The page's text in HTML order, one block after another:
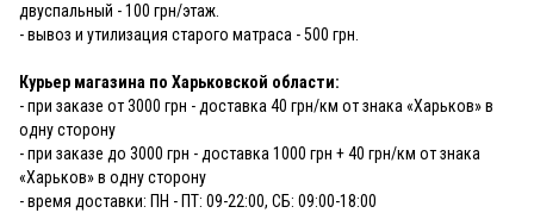
двуспальный - 100 грн/этаж.
- вывоз и утилизация старого матраса - 500 грн.
Курьер магазина по Харьковской области:
- при заказе от 3000 грн - доставка 40 грн/км от знака «Харьков» в
одну сторону
- при заказе до 3000 грн - доставка 1000 грн + 40 грн/км от знака
«Харьков» в одну сторону
- время доставки: ПН - ПТ: 09-22:00, СБ: 09:00-18:00